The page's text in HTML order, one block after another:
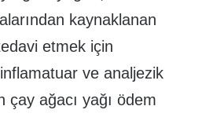
kaynaklanan
etmek için
ve analjezik
çay ağacı yağı ödem